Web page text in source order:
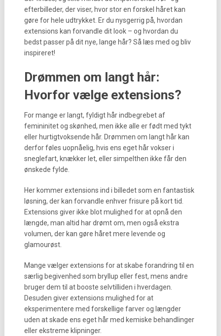
efterbilleder, der viser, hvor stor en forskel håret kan
gøre for hele udtrykket. Er du nysgerrig på, hvordan
extensions kan forvandle dit look – og hvordan du
bedst passer på dit nye, lange hår? Så læs med og bliv
inspireret!
Drømmen om langt hår:
Hvorfor vælge extensions?
For mange er langt, fyldigt hår indbegrebet af
femininitet og skønhed, men ikke alle er født med tykt
eller hurtigtvoksende hår. Drømmen om langt hår kan
derfor føles uopnåelig, hvis ens eget hår vokser i
sneglefart, knækker let, eller simpelthen ikke får den
ønskede fylde.
Her kommer extensions ind i billedet som en fantastisk
løsning, der kan forvandle enhver frisure på kort tid.
Extensions giver ikke blot mulighed for at opnå den
længde, man altid har drømt om, men også ekstra
volumen, der kan gøre håret mere levende og
glamourøst.
Mange vælger extensions for at skabe forandring til en
særlig begivenhed som bryllup eller fest, mens andre
bruger dem til at booste selvtilliden i hverdagen.
Desuden giver extensions mulighed for at
eksperimentere med forskellige farver og længder
uden at skade ens eget hår med kemiske behandlinger
eller ekstreme klipninger.